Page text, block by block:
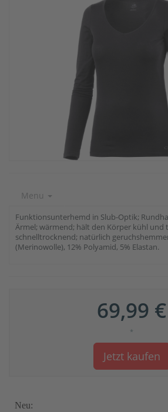
Menu
Funktionsunterhemd in Slub-Optik;
Ärmel; wärmend; hält den Körper kühl und
schnelltrocknend; natürlich
(Merinowolle), 12% Polyamid, 5% Elastan.
69,99 €
*
Jetzt kaufen
Neu: